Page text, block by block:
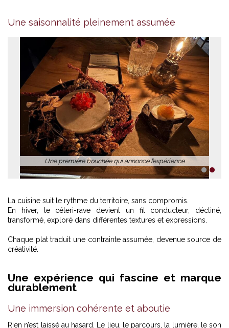
Une saisonnalité pleinement assumée
Une première bouchée qui annonce l’expérience
1 2
La cuisine suit le rythme du territoire, sans compromis.
En hiver, le céleri-rave devient un fil conducteur, décliné,
transformé, exploré dans différentes textures et expressions.
Chaque plat traduit une contrainte assumée, devenue source de
créativité.
Une expérience qui fascine et marque
durablement
Une immersion cohérente et aboutie
Rien n’est laissé au hasard. Le lieu, le parcours, la lumière, le son